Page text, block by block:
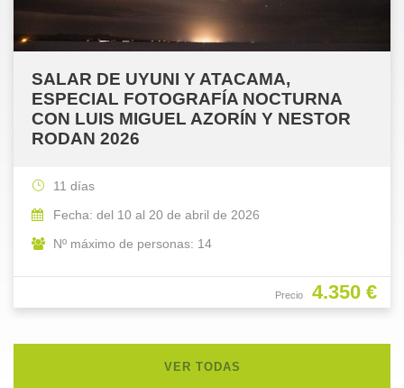
SALAR DE UYUNI Y ATACAMA,
ESPECIAL FOTOGRAFÍA NOCTURNA
CON LUIS MIGUEL AZORÍN Y NESTOR
RODAN 2026
Precio 4.350 €
11 días
Fecha: del 10 al 20 de abril de 2026
Nº máximo de personas: 14
VER TODAS